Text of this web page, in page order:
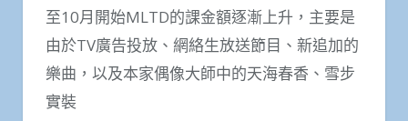
至10月開始MLTD的課金額逐漸上升，主要是
由於TV廣告投放、網絡生放送節目、新追加的
樂曲，以及本家偶像大師中的天海春香、雪步
實裝